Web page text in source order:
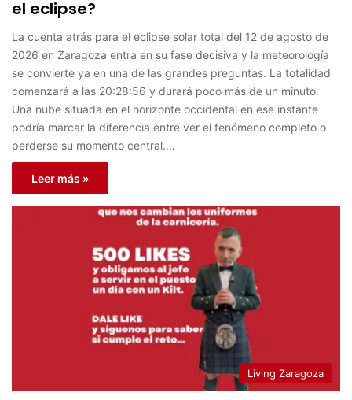
el eclipse?
La cuenta atrás para el eclipse solar total del 12 de agosto de
2026 en Zaragoza entra en su fase decisiva y la meteorología
se convierte ya en una de las grandes preguntas. La totalidad
comenzará a las 20:28:56 y durará poco más de un minuto.
Una nube situada en el horizonte occidental en ese instante
podría marcar la diferencia entre ver el fenómeno completo o
perderse su momento central.…
Leer más »
Living Zaragoza